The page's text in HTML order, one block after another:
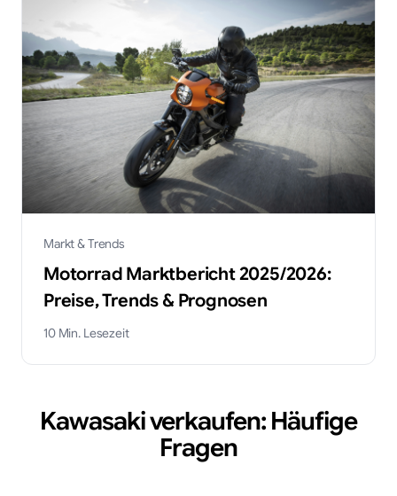
Markt & Trends
Motorrad Marktbericht 2025/2026:
Preise, Trends & Prognosen
10Min. Lesezeit
Kawasaki verkaufen: Häufige
Fragen